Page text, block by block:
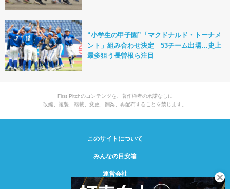
“小学生の甲子園”「マクドナルド・トーナメ
ント」組み合わせ決定 53チーム出場…史上
最多狙う長曽根ら注目
First Pitchのコンテンツを、著作権者の承諾なしに
改編、複製、転載、変更、翻案、再配布することを禁じます。
このサイトについて
みんなの目安箱
運営会社